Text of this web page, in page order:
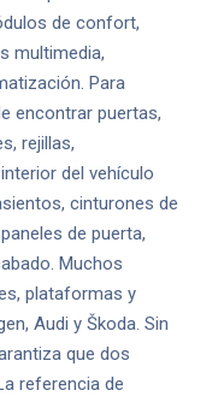
de confort,
multimedia,
Para
encontrar puertas,
rejillas,
del vehículo
cinturones de
de puerta,
Muchos
plataformas y
Audi y Škoda. Sin
que dos
referencia de